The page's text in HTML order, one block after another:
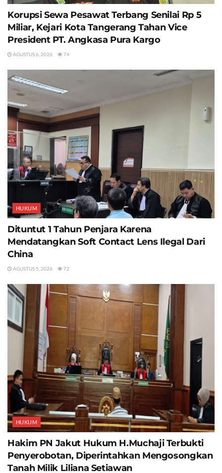
Korupsi Sewa Pesawat Terbang Senilai Rp 5
Miliar, Kejari Kota Tangerang Tahan Vice
President PT. Angkasa Pura Kargo
AGUSTUS 6, 2026 74
HUKUM
Dituntut 1 Tahun Penjara Karena
Mendatangkan Soft Contact Lens Ilegal Dari
China
AGUSTUS 5, 2026 72
HUKUM
Hakim PN Jakut Hukum H.Muchaji Terbukti
Penyerobotan, Diperintahkan Mengosongkan
Tanah Milik Liliana Setiawan